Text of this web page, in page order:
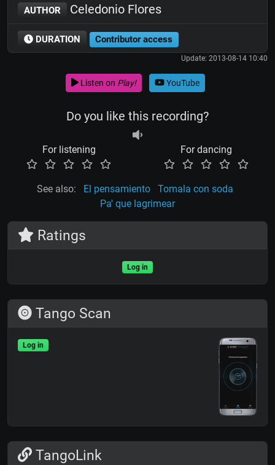
AUTHOR Celedonio Flores
DURATION Contributor access
Update: 2013-08-14 10:40
Listen on Play! YouTube
Do you like this recording?
For listening For dancing
See also: El pensamiento
Tomala con soda
Pa' que lagrimear
Ratings
Log in
Tango Scan
Log in
TangoLink